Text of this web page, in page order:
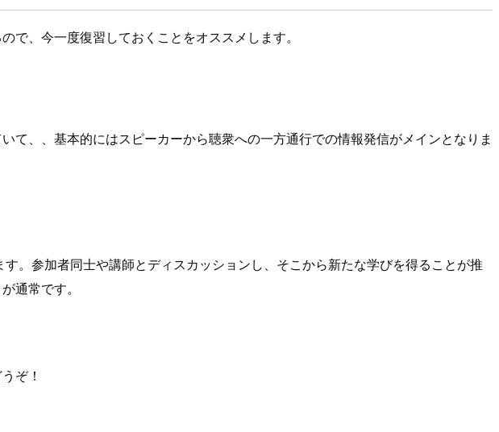
、今一度復習しておくことをオススメします。
、、基本的にはスピーカーから聴衆への一方通行での情報発信がメインとなりま
。参加者同士や講師とディスカッションし、そこから新たな学びを得ることが推
通常です。
ぞ！